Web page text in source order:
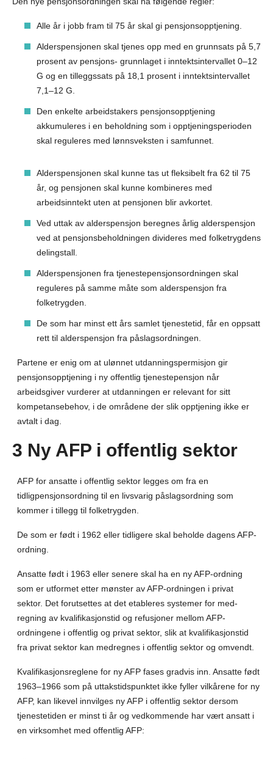
Alle år i jobb fram til 75 år skal gi pensjonsopptjening.
Alderspensjonen skal tjenes opp med en grunnsats på 5,7
prosent av pensjons- grunnlaget i inntektsintervallet 0–12
G og en tilleggssats på 18,1 prosent i inntektsintervallet
7,1–12 G.
Den enkelte arbeidstakers pensjonsopptjening
akkumuleres i en beholdning som i opptjeningsperioden
skal reguleres med lønnsveksten i samfunnet.
Alderspensjonen skal kunne tas ut fleksibelt fra 62 til 75
år, og pensjonen skal kunne kombineres med
arbeidsinntekt uten at pensjonen blir avkortet.
Ved uttak av alderspensjon beregnes årlig alderspensjon
ved at pensjonsbeholdningen divideres med folketrygdens
delingstall.
Alderspensjonen fra tjenestepensjonsordningen skal
reguleres på samme måte som alderspensjon fra
folketrygden.
De som har minst ett års samlet tjenestetid, får en oppsatt
rett til alderspensjon fra påslagsordningen.
Partene er enig om at ulønnet utdanningspermisjon gir
pensjonsopptjening i ny offentlig tjenestepensjon når
arbeidsgiver vurderer at utdanningen er relevant for sitt
kompetansebehov, i de områdene der slik opptjening ikke er
avtalt i dag.
3 Ny AFP i offentlig sektor
AFP for ansatte i offentlig sektor legges om fra en
tidligpensjonsordning til en livsvarig påslagsordning som
kommer i tillegg til folketrygden.
De som er født i 1962 eller tidligere skal beholde dagens AFP-
ordning.
Ansatte født i 1963 eller senere skal ha en ny AFP-ordning
som er utformet etter mønster av AFP-ordningen i privat
sektor. Det forutsettes at det etableres systemer for med-
regning av kvalifikasjonstid og refusjoner mellom AFP-
ordningene i offentlig og privat sektor, slik at kvalifikasjonstid
fra privat sektor kan medregnes i offentlig sektor og omvendt.
Kvalifikasjonsreglene for ny AFP fases gradvis inn. Ansatte født
1963–1966 som på uttakstidspunktet ikke fyller vilkårene for ny
AFP, kan likevel innvilges ny AFP i offentlig sektor dersom
tjenestetiden er minst ti år og vedkommende har vært ansatt i
en virksomhet med offentlig AFP: